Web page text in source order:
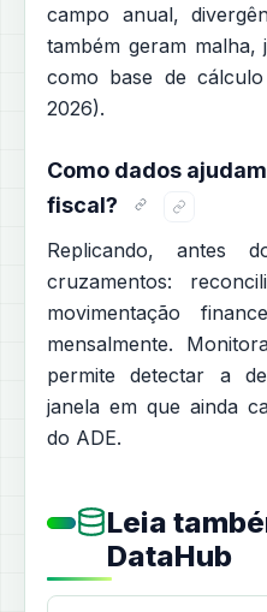
campo anual,
também geram malha,
como base de
2026).
Como dados
fiscal?
Replicando, antes
cruzamentos:
movimentação
mensalmente.
permite detectar a
janela em que ainda
do ADE.
Leia
DataHub